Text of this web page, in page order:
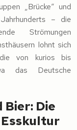
„Brücke“ und
– die
Strömungen
lohnt sich
von kurios bis
das Deutsche
Bier: Die